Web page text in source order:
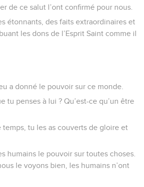
de ce salut l’ont confirmé pour nous.
étonnants, des faits extraordinaires et
les dons de l’Esprit Saint comme il
a donné le pouvoir sur ce monde.
tu penses à lui ? Qu’est-ce qu’un être
tu les as couverts de gloire et
humains le pouvoir sur toutes choses.
le voyons bien, les humains n’ont